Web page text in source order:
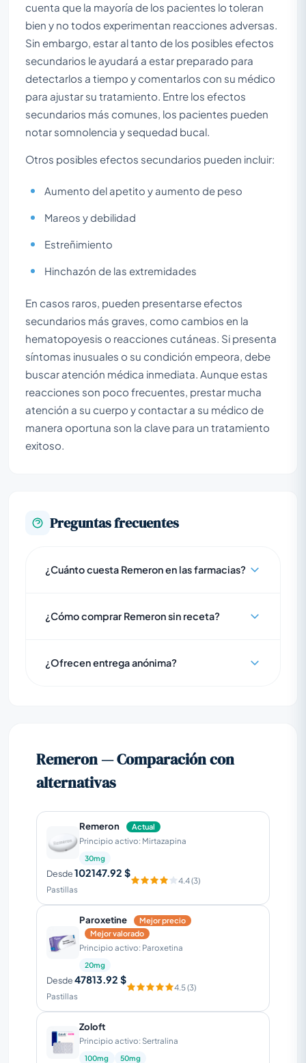
cuenta que la mayoría de los pacientes lo toleran
bien y no todos experimentan reacciones adversas.
Sin embargo, estar al tanto de los posibles efectos
secundarios le ayudará a estar preparado para
detectarlos a tiempo y comentarlos con su médico
para ajustar su tratamiento. Entre los efectos
secundarios más comunes, los pacientes pueden
notar somnolencia y sequedad bucal.
Otros posibles efectos secundarios pueden incluir:
Aumento del apetito y aumento de peso
Mareos y debilidad
Estreñimiento
Hinchazón de las extremidades
En casos raros, pueden presentarse efectos
secundarios más graves, como cambios en la
hematopoyesis o reacciones cutáneas. Si presenta
síntomas inusuales o su condición empeora, debe
buscar atención médica inmediata. Aunque estas
reacciones son poco frecuentes, prestar mucha
atención a su cuerpo y contactar a su médico de
manera oportuna son la clave para un tratamiento
exitoso.
Preguntas frecuentes
¿Cuánto cuesta Remeron en las farmacias?
¿Cómo comprar Remeron sin receta?
¿Ofrecen entrega anónima?
Remeron — Comparación con
alternativas
Remeron Actual
Principio activo: Mirtazapina
30mg
Desde102147.92 $
Pastillas
4.4 (3)
Paroxetine
Mejor precio
Mejor valorado
Principio activo: Paroxetina
20mg
Desde47813.92 $
Pastillas
4.5 (3)
Zoloft
Principio activo: Sertralina
100mg 50mg